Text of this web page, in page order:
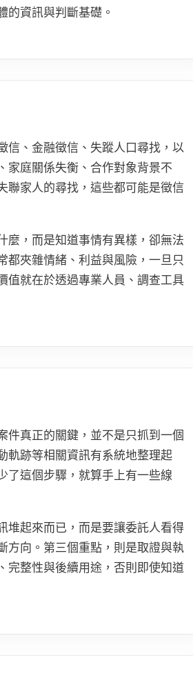
的資訊與判斷基礎。
信、金融徵信、失蹤人口尋找，以
家庭關係失衡、合作對象背景不
聯家人的尋找，這些都可能是徵信
麼，而是知道事情有異樣，卻無法
都夾雜情緒、利益與風險，一旦只
值就在於透過專業人員、調查工具
件真正的關鍵，並不是只抓到一個
軌跡等相關資訊有系統地整理起
了這個步驟，就算手上有一些線
堆起來而已，而是要讓委託人看得
方向。第三個重點，則是取證與執
完整性與後續用途，否則即使知道